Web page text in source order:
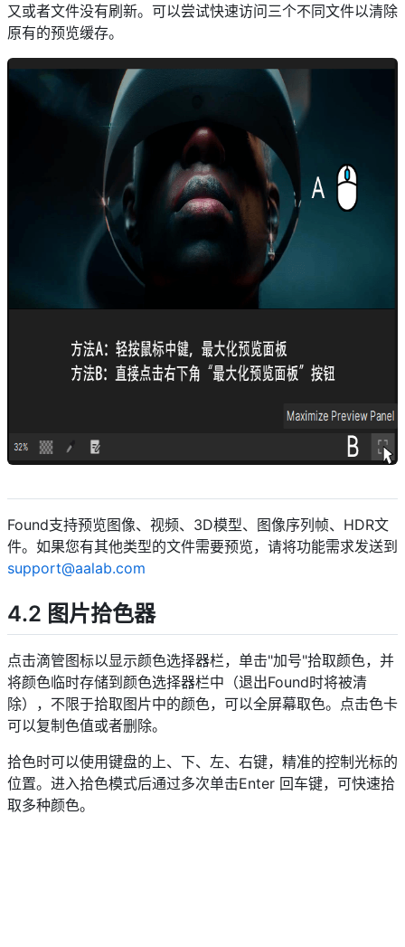
又或者文件没有刷新。可以尝试快速访问三个不同文件以清除
原有的预览缓存。
descript
Found支持预览图像、视频、3D模型、图像序列帧、HDR文
件。如果您有其他类型的文件需要预览，请将功能需求发送到
support@aalab.com
4.2 图片拾色器
点击滴管图标以显示颜色选择器栏，单击"加号"拾取颜色，并
将颜色临时存储到颜色选择器栏中（退出Found时将被清
除），不限于拾取图片中的颜色，可以全屏幕取色。点击色卡
可以复制色值或者删除。
拾色时可以使用键盘的上、下、左、右键，精准的控制光标的
位置。进入拾色模式后通过多次单击Enter 回车键，可快速拾
取多种颜色。